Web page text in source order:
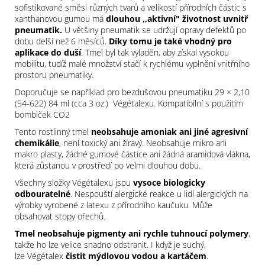
sofistikované směsi různých tvarů a velikostí přírodních částic s
xanthanovou gumou má dlouhou ,,aktivní" životnost uvnitř
pneumatik. U většiny pneumatik se udržují opravy defektů po
dobu delší než 6 měsíců. Díky tomu je také vhodný pro
aplikace do duší. Tmel byl tak vyladěn, aby získal vysokou
mobilitu, tudíž malé množství stačí k rychlému vyplnění vnitřního
prostoru pneumatiky.
Doporučuje se například pro bezdušovou pneumatiku 29 × 2,10
(54-622) 84 ml (cca 3 oz.) Végétalexu. Kompatibilní s použitím
bombiček CO2
Tento rostlinný tmel neobsahuje amoniak ani jiné agresivní
chemikálie, není toxický ani žíravý. Neobsahuje mikro ani
makro plasty, žádné gumové částice ani žádná aramidová vlákna,
která zůstanou v prostředí po velmi dlouhou dobu.
Všechny složky Végétalexu jsou vysoce biologicky
odbouratelné. Nespouští alergické reakce u lidí alergických na
výrobky vyrobené z latexu z přírodního kaučuku. Může
obsahovat stopy ořechů.
Tmel neobsahuje pigmenty ani rychle tuhnoucí polymery,
takže ho lze velice snadno odstranit. I když je suchý,
lze Végétalex čistit mýdlovou vodou a kartáčem.